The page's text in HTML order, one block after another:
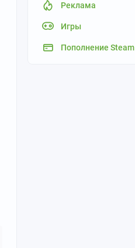
Реклама
Игры
Пополнение Steam